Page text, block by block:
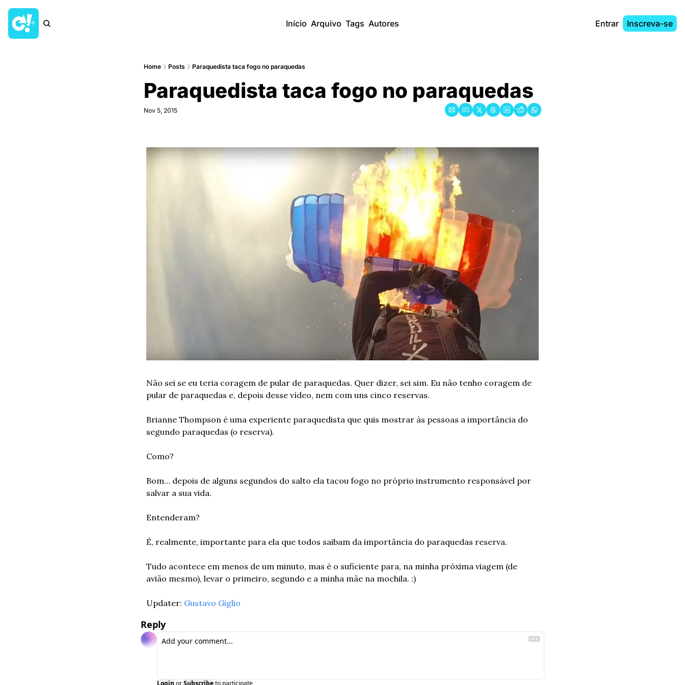
Início Arquivo Tags Autores Entrar Inscreva-se
Home Posts Paraquedista taca fogo no paraquedas
Paraquedista taca fogo no paraquedas
Nov 5, 2015
Não sei se eu teria coragem de pular de paraquedas. Quer dizer, sei sim. Eu não tenho coragem de
pular de paraquedas e, depois desse vídeo, nem com uns cinco reservas.
Brianne Thompson é uma experiente paraquedista que quis mostrar às pessoas a importância do
segundo paraquedas (o reserva).
Como?
Bom… depois de alguns segundos do salto ela tacou fogo no próprio instrumento responsável por
salvar a sua vida.
Entenderam?
É, realmente, importante para ela que todos saibam da importância do paraquedas reserva.
Tudo acontece em menos de um minuto, mas é o suficiente para, na minha próxima viagem (de
avião mesmo), levar o primeiro, segundo e a minha mãe na mochila. :)
Updater: Gustavo Giglio
Reply
Login orSubscribeto participate